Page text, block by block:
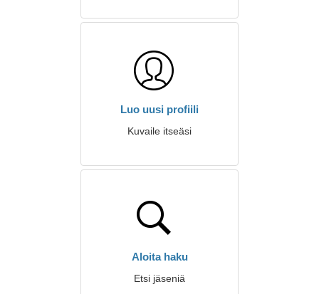
Luo uusi profiili
Kuvaile itseäsi
Aloita haku
Etsi jäseniä